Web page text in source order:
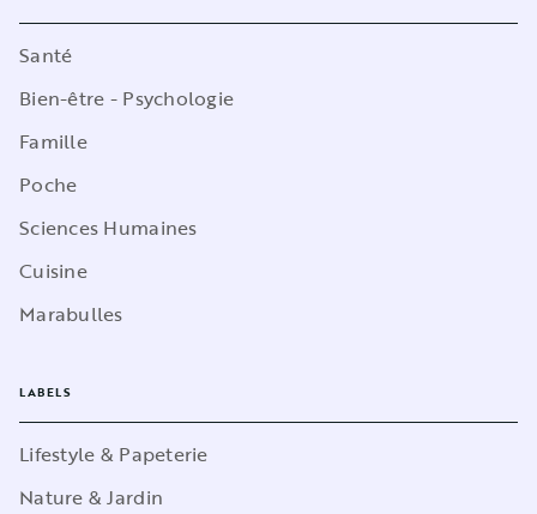
Santé
Bien-être - Psychologie
Famille
Poche
Sciences Humaines
Cuisine
Marabulles
LABELS
Lifestyle & Papeterie
Nature & Jardin